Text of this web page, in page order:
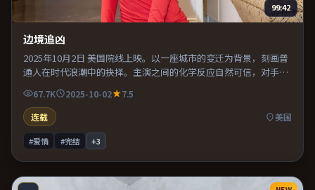
99:42
边境追凶
2025年10月2日 美国院线上映。以一座城市的变迁为背景，刻画普
通人在时代浪潮中的抉择。主演之间的化学反应自然可信，对手戏
张力贯穿全片。既有类型片爽感，也保留作者表达，口碑潜力不
俗。
67.7K 2025-10-02
7.5
连载
美国
#爱情 #完结 +3